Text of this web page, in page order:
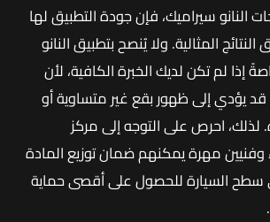
سيراميك، فإن جودة التطبيق لها
المثالية. ولا يُنصح بتطبيق النانو
إذا لم تكن لديك الخبرة الكافية، لأن
قد يؤدي إلى ظهور بقع غير متساوية أو
لذلك، احرص على التوجه إلى مركز
مهرة يمكنهم ضمان توزيع المادة
السيارة للحصول على أقصى حماية